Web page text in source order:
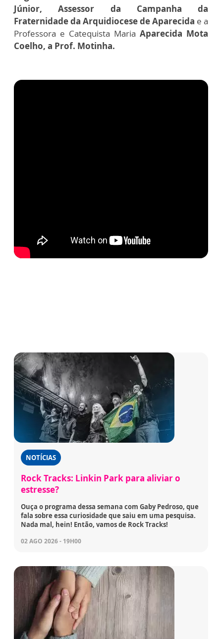
Júnior, Assessor da Campanha da
Fraternidade da Arquidiocese de Aparecida e a
Professora e Catequista Maria Aparecida Mota
Coelho, a Prof. Motinha.
NOTÍCIAS
Rock Tracks: Linkin Park para aliviar o
estresse?
Ouça o programa dessa semana com Gaby Pedroso, que
fala sobre essa curiosidade que saiu em uma pesquisa.
Nada mal, hein! Então, vamos de Rock Tracks!
02 AGO 2026 - 19H00